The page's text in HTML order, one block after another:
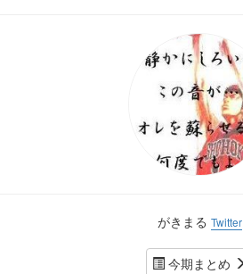
がきまる Twitter
今期まとめ